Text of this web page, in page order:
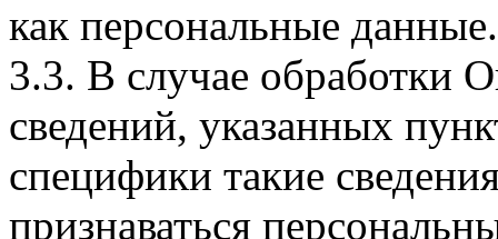
как персональные данные.
3.3. В случае обработки
сведений, указанных
специфики такие
признаваться